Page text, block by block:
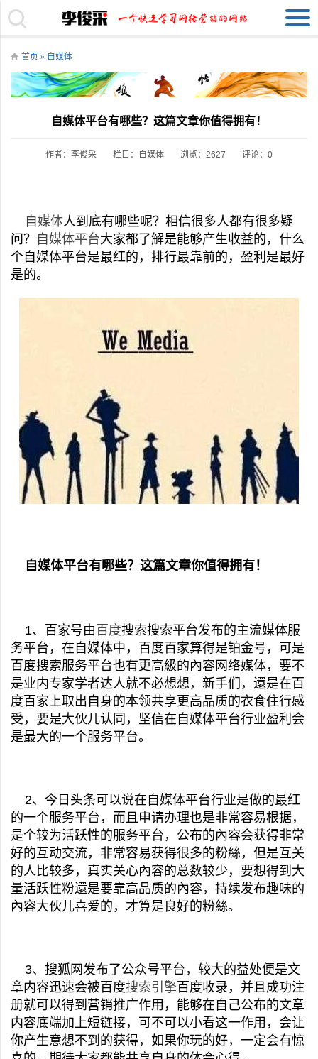
首页 » 自媒体
自媒体平台有哪些？这篇文章你值得拥有！
作者：李俊采 栏目： 自媒体 浏览：2627 评论：0
自媒体人到底有哪些呢？相信很多人都有很多疑
问？
自媒体平台大家都了解是能够产生收益的，什么
个自媒体平台是最红的，排行最靠前的，盈利是最好
是的。
自媒体平台有哪些？这篇文章你值得拥有！
1、百家号由 百度搜索搜索平台发布的主流媒体服
务平台，在自媒体中，百度百家算得是铂金号，可是
百度搜索服务平台也有更高級的內容网络媒体，要不
是业内专家学者达人就不必想想，新手们，還是在百
度百家上取出自身的本领共享更高品质的衣食住行感
受，要是大伙儿认同，坚信在自媒体平台行业盈利会
是最大的一个服务平台。
2、今日头条可以说在自媒体平台行业是做的最红
的一个服务平台，而且申请办理也是非常容易根据，
是个较为活跃性的服务平台，公布的內容会获得非常
好的互动交流，非常容易获得很多的粉絲，但是互关
的人比较多，真实关心內容的总数较少，要想得到大
量活跃性粉還是要靠高品质的內容，持续发布趣味的
內容大伙儿喜爱的，才算是良好的粉絲。
3、搜狐网发布了公众号平台，较大的益处便是文
章内容迅速会被百度搜索引擎 百度收录，并且成功注
册就可以得到营销推广作用，能够在自己公布的文章
内容底端加上短链接，可不可以小看这一作用，会让
你产生意想不到的获得，如果你玩的好，一定会有惊